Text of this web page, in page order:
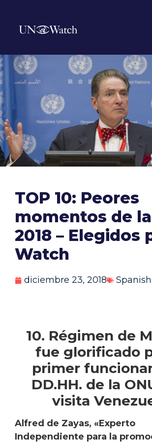
TOP 10: Peores
momentos de la
2018 – Elegidos
Watch
diciembre 23, 2018
10. Régimen de
fue glorificado
primer
DD.HH. de la
visita
Alfred de Zayas, «Experto
Independiente para la